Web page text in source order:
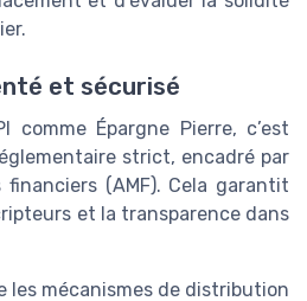
et sécurisé
comme Épargne Pierre, c’est
strict, encadré par
financiers (AMF). Cela garantit
et la transparence dans
les mécanismes de distribution